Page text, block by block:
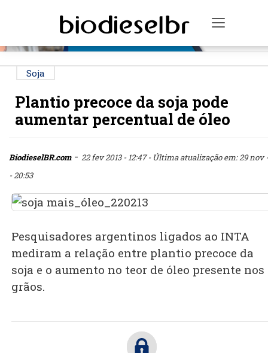
Toggle
Soja
Plantio precoce da soja pode
aumentar percentual de óleo
BiodieselBR.com- 22 fev 2013 - 12:47- Última atualização em: 29 nov
- 20:53
Pesquisadores argentinos ligados ao INTA
mediram a relação entre plantio precoce da
soja e o aumento no teor de óleo presente nos
grãos.